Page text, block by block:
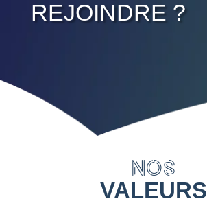
REJOINDRE ?
NOS
VALEURS